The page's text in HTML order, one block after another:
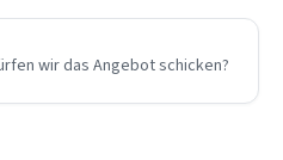
wir das Angebot schicken?